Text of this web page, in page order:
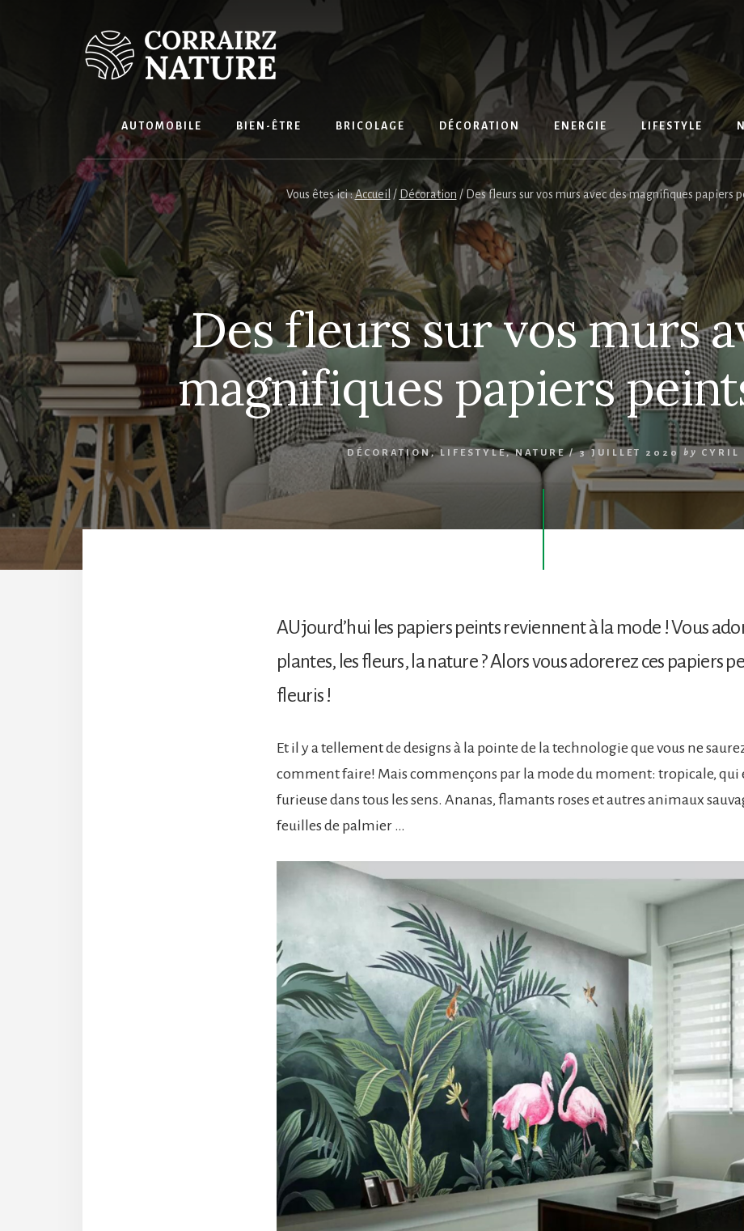
AUTOMOBILE BIEN-ÊTRE BRICOLAGE DÉCORATION ENERGIE LIFESTYLE
Vous êtes ici :Accueil / Décoration /Des fleurs sur vos murs avec des magnifiques papiers
Des fleurs sur vos murs
magnifiques papiers
DÉCORATION, LIFESTYLE,NATURE / 3 JUILLET 2020 by CYRIL
AUjourd’hui les papiers peints reviennent à la mode ! Vous
plantes, les fleurs, la nature ? Alors vous adorerez ces papiers
fleuris !
Et il y a tellement de designs à la pointe de la technologie que vous ne
comment faire! Mais commençons par la mode du moment: tropicale, qui
furieuse dans tous les sens. Ananas, flamants roses et autres animaux
feuilles de palmier …